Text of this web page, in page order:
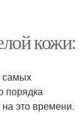
кожи:
самых
порядка
это времени.